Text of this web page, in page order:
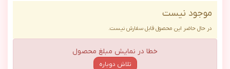
موجود نیست
در حال حاضر این محصول قابل سفارش نیست.
خطا در نمایش مبلغ محصول
تلاش دوباره